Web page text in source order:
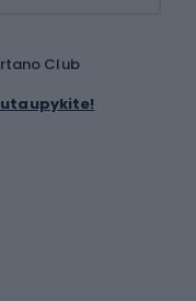
Club